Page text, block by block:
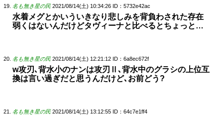
名も無き星の民 2021/08/14(土) 10:34:26 ID：5732e42ac
水着メグとかいういきなり悲しみを背負わされた存在
弱くはないんだけどタヴィーナと比べるとちょっと…
名も無き星の民 2021/08/14(土) 12:21:12 ID：6a8ec672f
w攻刃､背水小のナンは攻刃Ⅱ､背水中のグラシの上位互
換は言い過ぎだと思うんだけど､お前どう?
名も無き星の民 2021/08/14(土) 13:12:55 ID：64c7e1ff4